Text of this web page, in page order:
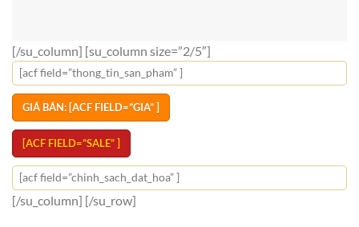
[/su_column] [su_column size=”2/5″]
[acf field=”thong_tin_san_pham” ]
GIÁ BÁN: [ACF FIELD=”GIA” ]
[ACF FIELD=”SALE” ]
[acf field=”chinh_sach_dat_hoa” ]
[/su_column] [/su_row]